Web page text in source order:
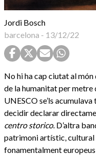
Jordi Bosch
barcelona - 13/12/22
No hi ha cap ciutat al
de la humanitat per metre
UNESCO se’ls
decidir declarar
centro storico. D’altra
patrimoni artístic, cultural
fonamentalment